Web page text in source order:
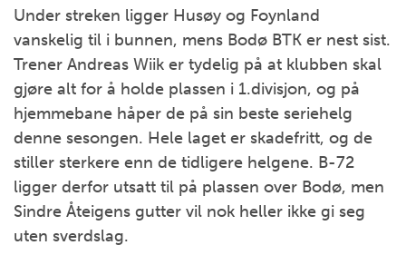
Under streken ligger Husøy og Foynland
vanskelig til i bunnen, mens Bodø BTK er nest sist.
Trener Andreas Wiik er tydelig på at klubben skal
gjøre alt for å holde plassen i 1.divisjon, og på
hjemmebane håper de på sin beste seriehelg
denne sesongen. Hele laget er skadefritt, og de
stiller sterkere enn de tidligere helgene. B-72
ligger derfor utsatt til på plassen over Bodø, men
Sindre Åteigens gutter vil nok heller ikke gi seg
uten sverdslag.